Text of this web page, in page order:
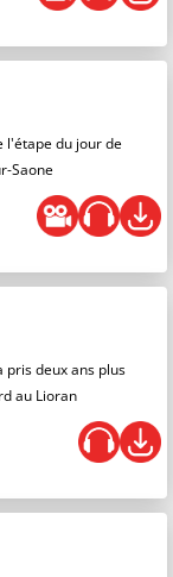
l'étape du jour de
Saone
pris deux ans plus
au Lioran